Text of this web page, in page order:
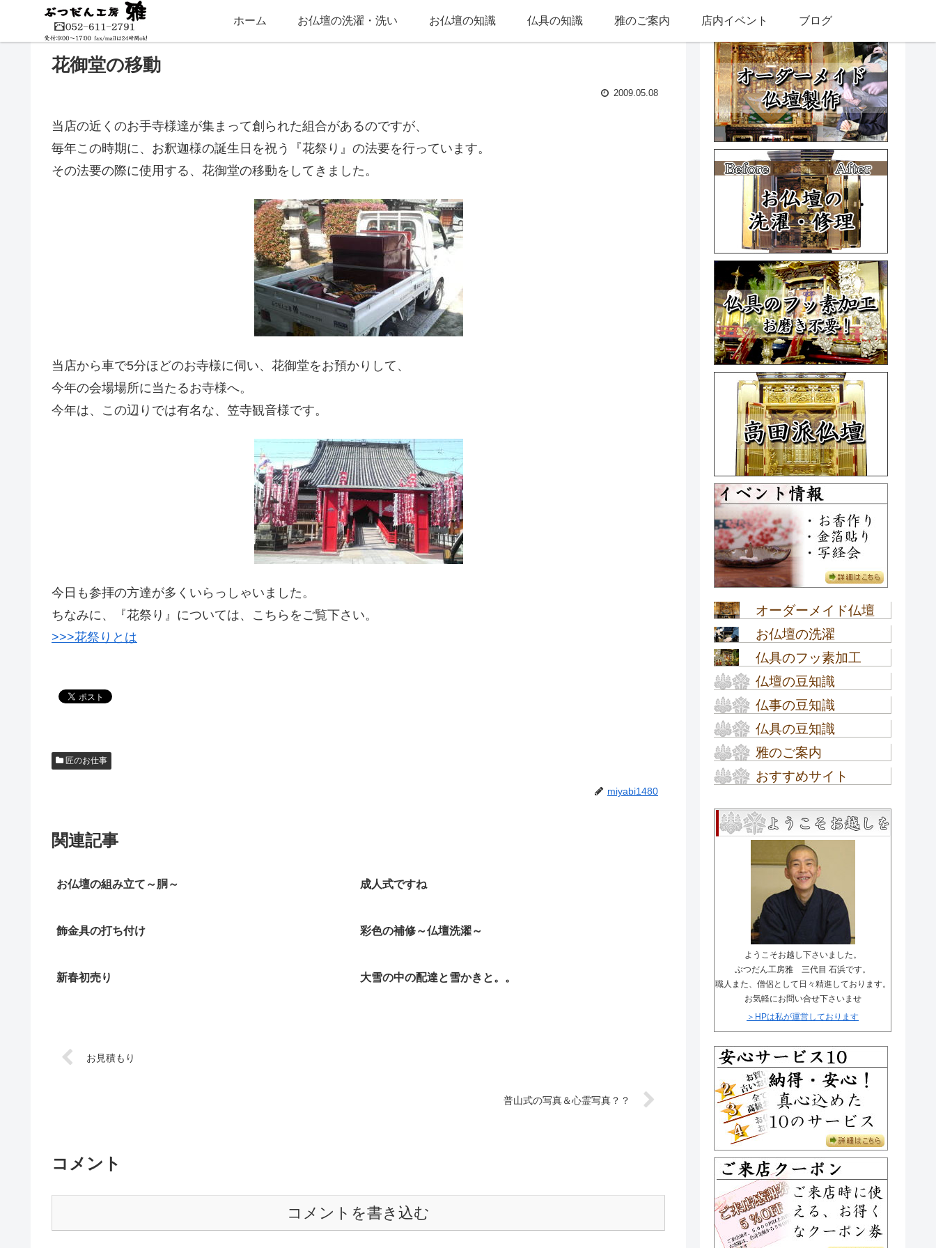
ホーム お仏壇の洗濯・洗い お仏壇の知識 仏具の知識 雅のご案内 店内イベント ブログ
花御堂の移動
2009.05.08
当店の近くのお手寺様達が集まって創られた組合があるのですが、
毎年この時期に、お釈迦様の誕生日を祝う『花祭り』の法要を行っています。
その法要の際に使用する、花御堂の移動をしてきました。
当店から車で5分ほどのお寺様に伺い、花御堂をお預かりして、
今年の会場場所に当たるお寺様へ。
今年は、この辺りでは有名な、笠寺観音様です。
今日も参拝の方達が多くいらっしゃいました。
ちなみに、『花祭り』については、こちらをご覧下さい。
>>>花祭りとは
匠のお仕事
miyabi1480
関連記事
お仏壇の組み立て～胴～ 成人式ですね
飾金具の打ち付け 彩色の補修～仏壇洗濯～
新春初売り 大雪の中の配達と雪かきと。。
お見積もり
普山式の写真＆心霊写真？？
コメント
コメントを書き込む
オーダーメイド仏壇
オーダーメイド仏壇
お仏壇の洗濯
お仏壇の洗濯
仏具のフッ素加工
仏具のフッ素加工
仏壇の豆知識
お仏壇の選び方
高田派仏壇
お仏壇の種類
金仏壇の種類
金仏壇が出来るまで
金仏壇の基礎知識
唐木仏壇の基本知識
唐木仏壇の材質知識
金仏壇一覧ページ
唐木仏壇一覧ページ
仏事の豆知識
お盆の豆知識
新盆・初盆の豆知識
四十九日・法事の豆知識
お葬儀の豆知識
仏具の豆知識
高田派の仏具
お数珠・念珠の選び方
お盆提灯の種類
お盆提灯の組立て方
お盆提灯のQ＆A
雅のご案内
工房内ご案内
工房概要
ご来店クーポン券
イベント情報
まごころ安心サービス
メディア紹介
お客様のお声
おすすめサイト
専門店『ぶつだん工房雅』
匠のほのぼのブログ
～名古屋仏壇職人の奮闘記
ようこそお越し下さいました。
ぶつだん工房雅 三代目 石浜です。
職人また、僧侶として日々精進しております。
お気軽にお問い合せ下さいませ
＞HPは私が運営しております